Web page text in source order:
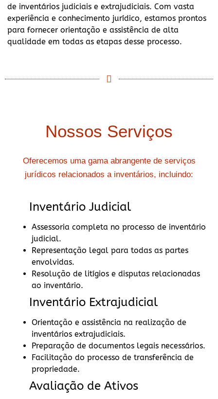
de inventários judiciais e extrajudiciais. Com vasta
experiência e conhecimento jurídico, estamos prontos
para fornecer orientação e assistência de alta
qualidade em todas as etapas desse processo.
Nossos Serviços
Oferecemos uma gama abrangente de serviços
jurídicos relacionados a inventários, incluindo:
Inventário Judicial
Assessoria completa no processo de inventário
judicial.
Representação legal para todas as partes
envolvidas.
Resolução de litígios e disputas relacionadas
ao inventário.
Inventário Extrajudicial
Orientação e assistência na realização de
inventários extrajudiciais.
Preparação de documentos legais necessários.
Facilitação do processo de transferência de
propriedade.
Avaliação de Ativos